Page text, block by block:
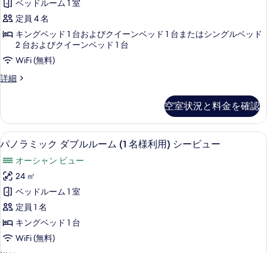
べ
て
写
真
示
す
る
細
ー
ビ
ュ
ー
の
す
て
の
写
真
を
表
示
す
る
ム
禁
煙
シ
ビ
ー
細
ー
4
人
部
屋
禁
シ
テ
ィ
ビ
ュ
ー
の
す
べ
ベッドルーム 1 室
定員 4 名
キングベッド 1 台およびクイーンベッド 1 台またはシングルベッド
2 台およびクイーンベッド 1 台
WiFi (無料)
詳細
フ
ー
4
人
屋
禁
煙
シ
テ
ィ
ビ
ュ
空室状況と料金を確認
パ
ラ
ミ
ッ
ク
ダ
ブ
高級寝具、羽毛の掛け布団、低反発
11
パノラミック ダブルルーム (1 名様利用) シービュー
オーシャン ビュー
24 ㎡
ベッドルーム 1 室
定員 1 名
キングベッド 1 台
WiFi (無料)